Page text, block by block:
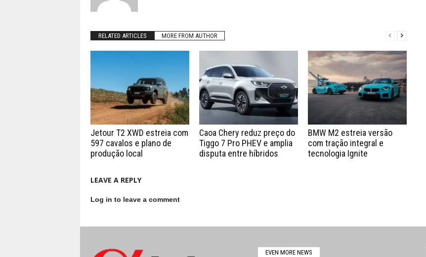
RELATED ARTICLES MORE FROM AUTHOR
Jetour T2 XWD estreia com
597 cavalos e plano de
produção local
Caoa Chery reduz preço do
Tiggo 7 Pro PHEV e amplia
disputa entre híbridos
BMW M2 estreia versão
com tração integral e
tecnologia Ignite
LEAVE A REPLY
Log in to leave a comment
EVEN MORE NEWS